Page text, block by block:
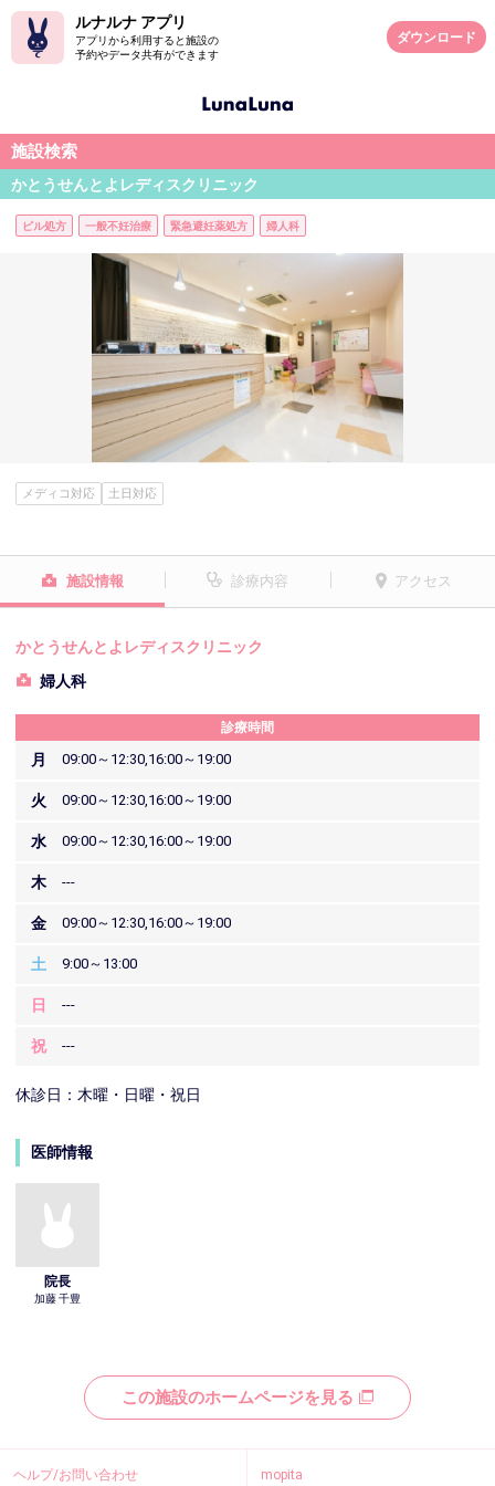
ルナルナ アプリ
アプリから利用すると施設の
予約やデータ共有ができます
ダウンロード
施設検索
かとうせんとよレディスクリニック
ピル処方 一般不妊治療 緊急避妊薬処方 婦人科
メディコ対応 土日対応
施設情報 診療内容 アクセス
かとうせんとよレディスクリニック
婦人科
診療時間
月 09:00～12:30,16:00～19:00
火 09:00～12:30,16:00～19:00
水 09:00～12:30,16:00～19:00
木 ---
金 09:00～12:30,16:00～19:00
土 9:00～13:00
日 ---
祝 ---
休診日：木曜・日曜・祝日
医師情報
院長
加藤 千豊
この施設のホームページを見る
ヘルプ/お問い合わせ mopita